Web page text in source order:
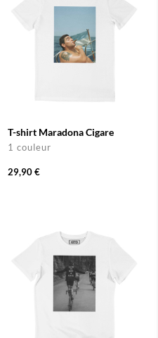
T-shirt Maradona Cigare
1 couleur
29,90 €